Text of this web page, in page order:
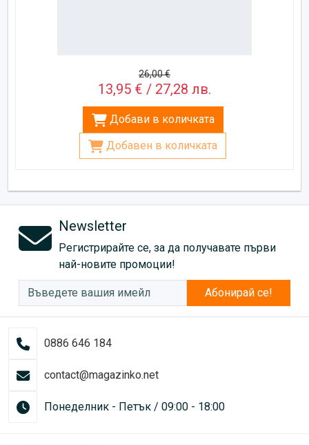
26,00 €
13,95 € / 27,28 лв.
Добави в количката
Добавен в количката
Newsletter
Регистрирайте се, за да получавате първи
най-новите промоции!
Абонирай се!
0886 646 184
contact@magazinko.net
Понеделник - Петък / 09:00 - 18:00